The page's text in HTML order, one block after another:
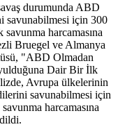
durumunda ABD
savunabilmesi için 300
harcamasına
Bruegel ve Almanya
"ABD Olmadan
Dair Bir İlk
Avrupa ülkelerinin
savunabilmesi için
harcamasına